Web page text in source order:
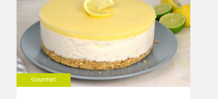
Gourmet